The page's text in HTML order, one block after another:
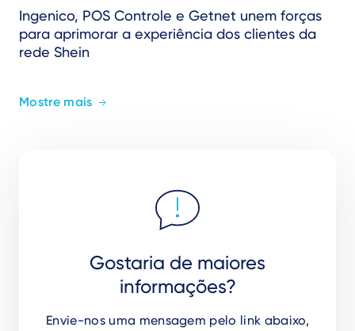
Ingenico, POS Controle e Getnet unem forças
para aprimorar a experiência dos clientes da
rede Shein
Mostre mais
Gostaria de maiores
informações?
Envie-nos uma mensagem pelo link abaixo,